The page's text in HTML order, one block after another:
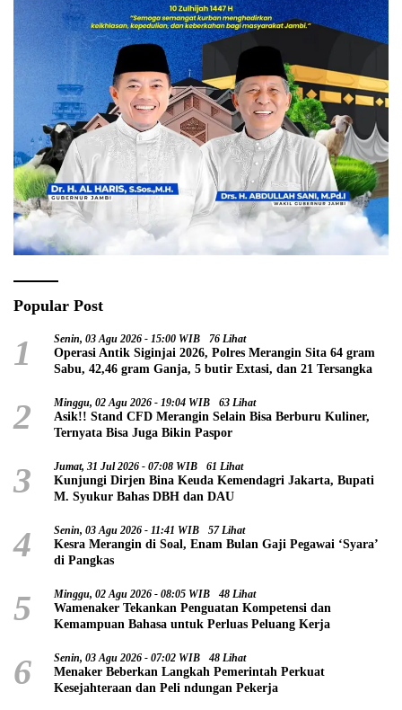
Popular Post
1 Senin, 03 Agu 2026 - 15:00 WIB 76 Lihat
Operasi Antik Siginjai 2026, Polres Merangin Sita 64 gram
Sabu, 42,46 gram Ganja, 5 butir Extasi, dan 21 Tersangka
2 Minggu, 02 Agu 2026 - 19:04 WIB 63 Lihat
Asik!! Stand CFD Merangin Selain Bisa Berburu Kuliner,
Ternyata Bisa Juga Bikin Paspor
3 Jumat, 31 Jul 2026 - 07:08 WIB 61 Lihat
Kunjungi Dirjen Bina Keuda Kemendagri Jakarta, Bupati
M. Syukur Bahas DBH dan DAU
4 Senin, 03 Agu 2026 - 11:41 WIB 57 Lihat
Kesra Merangin di Soal, Enam Bulan Gaji Pegawai ‘Syara’
di Pangkas
5 Minggu, 02 Agu 2026 - 08:05 WIB 48 Lihat
Wamenaker Tekankan Penguatan Kompetensi dan
Kemampuan Bahasa untuk Perluas Peluang Kerja
6 Senin, 03 Agu 2026 - 07:02 WIB 48 Lihat
Menaker Beberkan Langkah Pemerintah Perkuat
Kesejahteraan dan Peli ndungan Pekerja